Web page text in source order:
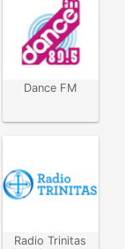
Dance FM
Radio Trinitas